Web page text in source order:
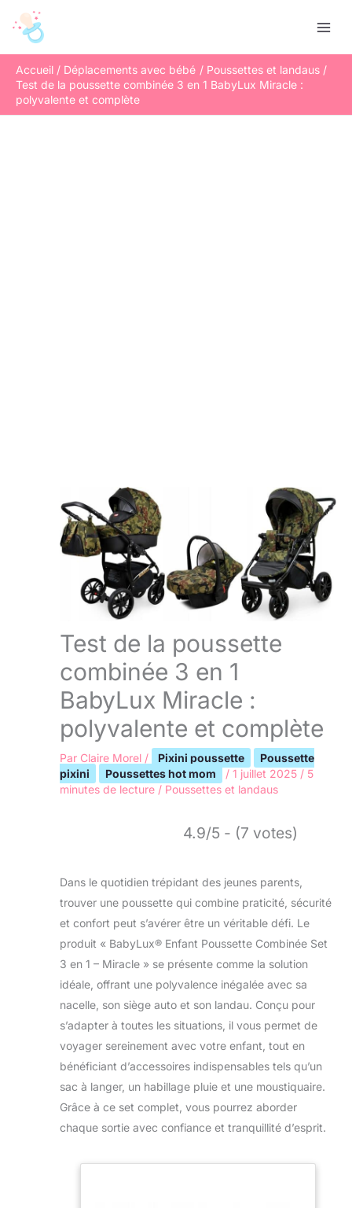
Accueil
Déplacements avec bébé
Poussettes et landaus
Test de la poussette combinée 3 en 1 BabyLux Miracle :
polyvalente et complète
Test de la poussette
combinée 3 en 1
BabyLux Miracle :
polyvalente et complète
Par Claire Morel / Pixini poussette
Poussette
pixini
Poussettes hot mom / 1 juillet 2025 / 5
minutes de lecture / Poussettes et landaus
4.9/5 - (7 votes)
Dans le quotidien trépidant des jeunes parents,
trouver une poussette qui combine praticité, sécurité
et confort peut s’avérer être un véritable défi. Le
produit « BabyLux® Enfant Poussette Combinée Set
3 en 1 – Miracle » se présente comme la solution
idéale, offrant une polyvalence inégalée avec sa
nacelle, son siège auto et son landau. Conçu pour
s’adapter à toutes les situations, il vous permet de
voyager sereinement avec votre enfant, tout en
bénéficiant d’accessoires indispensables tels qu’un
sac à langer, un habillage pluie et une moustiquaire.
Grâce à ce set complet, vous pourrez aborder
chaque sortie avec confiance et tranquillité d’esprit.
e
c
h
e